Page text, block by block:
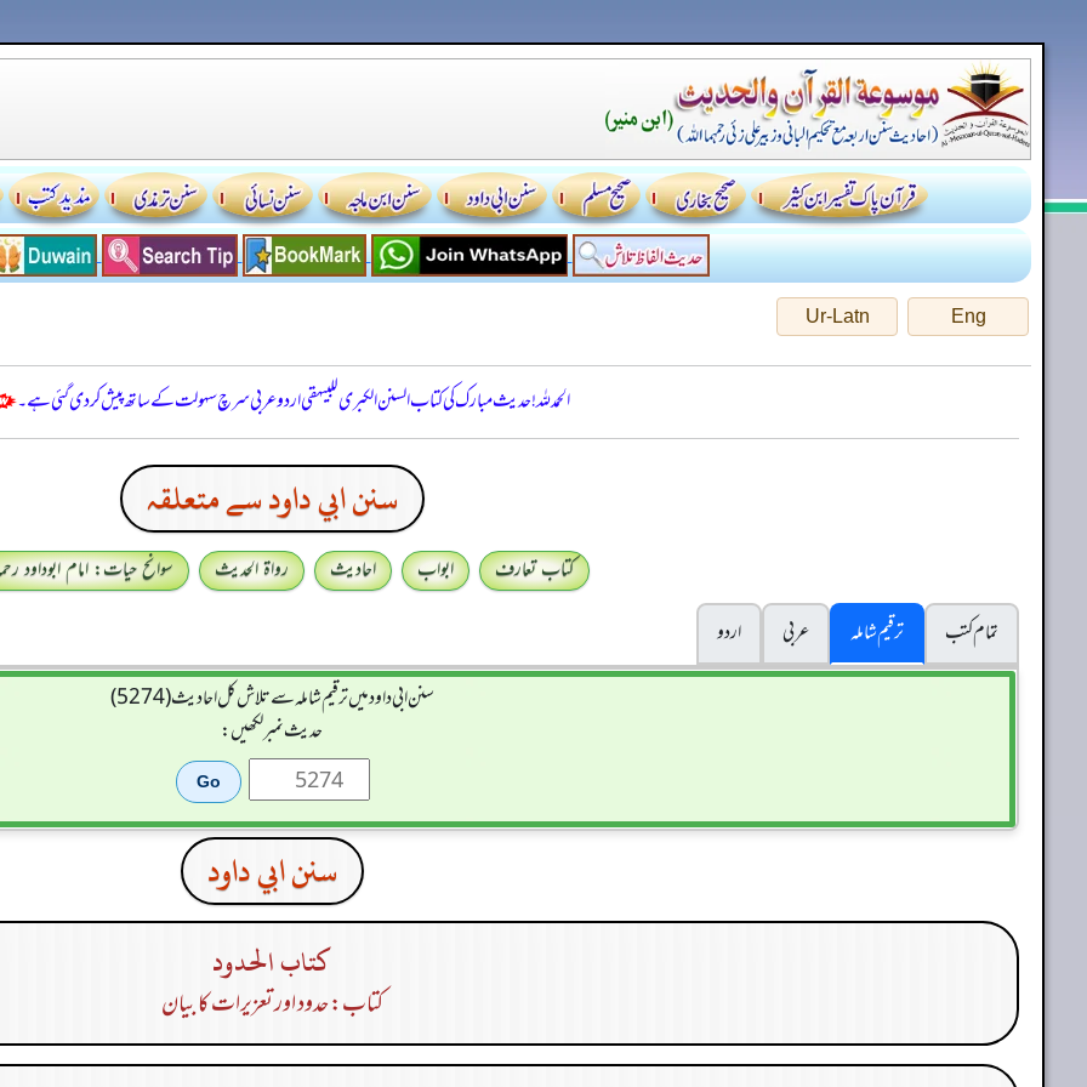
Eng
Ur-Latn
الحمدللہ! حدیث مبارک کی کتاب السنن الكبرى للبيهقي اردو عربی سرچ سہولت کے ساتھ پیش کر دی گئی ہے۔
سنن ابي داود سے متعلقہ
کتاب تعارف ابواب احادیث رواۃ الحدیث
سوانح حیات: امام ابوداود
تمام کتب
ترقیم شاملہ عربی
اردو
سنن ابي داود میں ترقیم شاملہ سے تلاش کل احادیث (5274)
حدیث نمبر لکھیں:
سنن ابي داود
كتاب الحدود
کتاب: حدود اور تعزیرات کا بیان